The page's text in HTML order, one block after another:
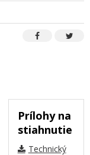
Prílohy na
stiahnutie
Technický